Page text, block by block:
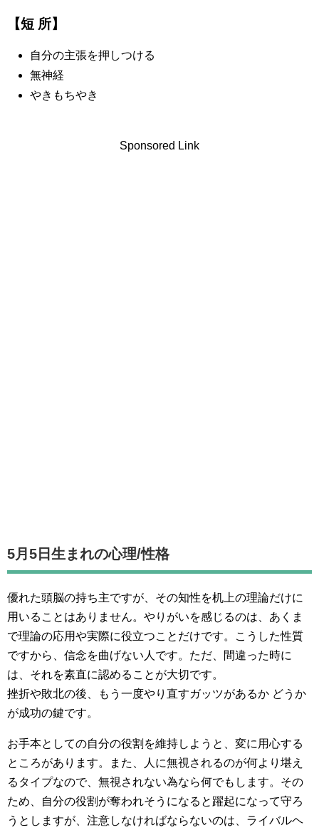
【短 所】
自分の主張を押しつける
無神経
やきもちやき
Sponsored Link
5月5日生まれの心理/性格
優れた頭脳の持ち主ですが、その知性を机上の理論だけに
用いることはありません。やりがいを感じるのは、あくま
で理論の応用や実際に役立つことだけです。こうした性質
ですから、信念を曲げない人です。ただ、間違った時に
は、それを素直に認めることが大切です。
挫折や敗北の後、もう一度やり直すガッツがあるか どうか
が成功の鍵です。
お手本としての自分の役割を維持しようと、変に用心する
ところがあります。また、人に無視されるのが何より堪え
るタイプなので、無視されない為なら何でもします。その
ため、自分の役割が奪われそうになると躍起になって守ろ
うとしますが、注意しなければならないのは、ライバルヘ